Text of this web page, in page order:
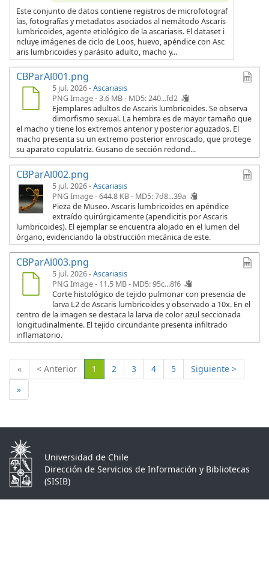
Este conjunto de datos contiene registros de microfotograf
ías, fotografías y metadatos asociados al nemátodo Ascaris
lumbricoides, agente etiológico de la ascariasis. El dataset i
ncluye imágenes de ciclo de Loos, huevo, apéndice con Asc
aris lumbricoides y parásito adulto, macho y...
CBParAl001.png
5 jul. 2026 -Ascariasis
PNG Image - 3.6 MB - MD5: 240...fd2
Ejemplares adultos de Ascaris lumbricoides. Se observa
dimorfismo sexual. La hembra es de mayor tamaño que
el macho y tiene los extremos anterior y posterior aguzados. El
macho presenta su un extremo posterior enroscado, que protege
su aparato copulatriz. Gusano de sección redond...
CBParAl002.png
5 jul. 2026 -Ascariasis
PNG Image - 644.8 KB - MD5: 7d8...39a
Pieza de Museo. Ascaris lumbricoides en apéndice
extraído quirúrgicamente (apendicitis por Ascaris
lumbricoides). El ejemplar se encuentra alojado en el lumen del
órgano, evidenciando la obstrucción mecánica de este.
CBParAl003.png
5 jul. 2026 -Ascariasis
PNG Image - 11.5 MB - MD5: 95c...8f6
Corte histológico de tejido pulmonar con presencia de
larva L2 de Ascaris lumbricoides y observado a 10x. En el
centro de la imagen se destaca la larva de color azul seccionada
longitudinalmente. El tejido circundante presenta infiltrado
inflamatorio.
« < Anterior 1 (Actual)
2 3 4 5
Siguiente >
»
Universidad de Chile
Dirección de Servicios de Información y Bibliotecas
(SISIB)